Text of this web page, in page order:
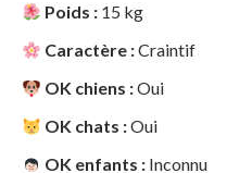
Poids : 15 kg
Caractère :Craintif
OK chiens :Oui
OK chats :Oui
OK enfants : Inconnu